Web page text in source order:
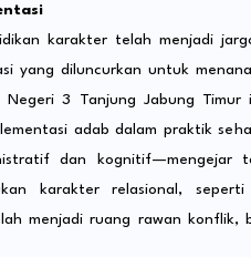
karakter telah menjadi
yang diluncurkan untuk
Negeri 3 Tanjung Jabung
adab dalam praktik
dan kognitif—mengejar
karakter relasional,
menjadi ruang rawan konflik,